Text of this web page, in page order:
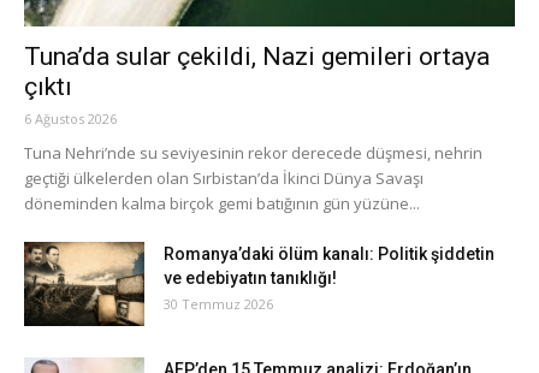
Tuna’da sular çekildi, Nazi gemileri ortaya
çıktı
6 Ağustos 2026
Tuna Nehri’nde su seviyesinin rekor derecede düşmesi, nehrin
geçtiği ülkelerden olan Sırbistan’da İkinci Dünya Savaşı
döneminden kalma birçok gemi batığının gün yüzüne...
Romanya’daki ölüm kanalı: Politik şiddetin
ve edebiyatın tanıklığı!
30 Temmuz 2026